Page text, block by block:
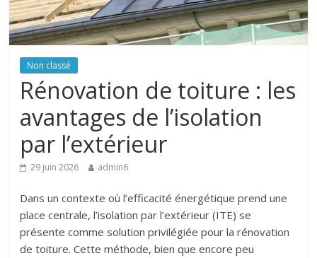
Non classé
Rénovation de toiture : les
avantages de l’isolation
par l’extérieur
29 juin 2026 admin6
Dans un contexte où l’efficacité énergétique prend une
place centrale, l’isolation par l’extérieur (ITE) se
présente comme solution privilégiée pour la rénovation
de toiture. Cette méthode, bien que encore peu